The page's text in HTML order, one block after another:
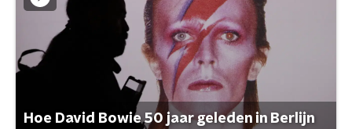
Hoe David Bowie 50 jaar geleden in Berlijn